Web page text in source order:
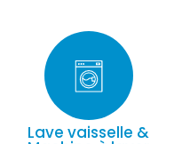
Lave vaisselle &